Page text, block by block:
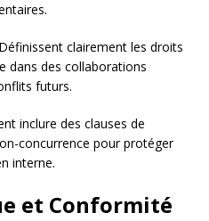
clairement les droits
dans des collaborations
futurs.
inclure des clauses de
concurrence pour protéger
interne.
et Conformité